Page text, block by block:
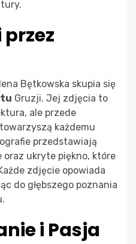
Bętkowska skupia się
Gruzji. Jej zdjęcia to
ale przede
każdemu
przedstawiają
ukryte piękno, które
zdjęcie opowiada
do głębszego poznania
i Pasja